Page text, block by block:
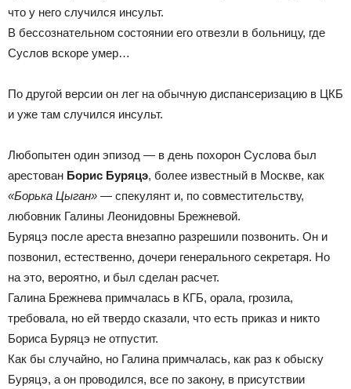
что у него случился инсульт.
В бессознательном состоянии его отвезли в больницу, где
Суслов вскоре умер…
По другой версии он лег на обычную диспансеризацию в ЦКБ
и уже там случился инсульт.
Любопытен один эпизод — в день похорон Суслова был
арестован Борис Буряцэ, более известный в Москве, как
«Борька Цыган» — спекулянт и, по совместительству,
любовник Галины Леонидовны Брежневой.
Буряцэ после ареста внезапно разрешили позвонить. Он и
позвонил, естественно, дочери генерального секретаря. Но
на это, вероятно, и был сделан расчет.
Галина Брежнева примчалась в КГБ, орала, грозила,
требовала, но ей твердо сказали, что есть приказ и никто
Бориса Буряцэ не отпустит.
Как бы случайно, но Галина примчалась, как раз к обыску
Буряцэ, а он проводился, все по закону, в присутствии